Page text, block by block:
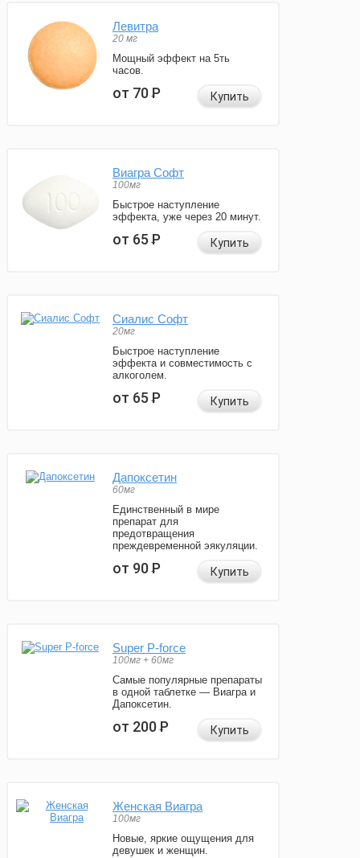
Левитра
20 мг
Мощный эффект на 5ть
часов.
от 70Р Купить
Виагра Софт
100мг
Быстрое наступление
эффекта, уже через 20 минут.
от 65Р Купить
Сиалис Софт
20мг
Быстрое наступление
эффекта и совместимость с
алкоголем.
от 65Р Купить
Дапоксетин
60мг
Единственный в мире
препарат для
предотвращения
преждевременной эякуляции.
от 90Р Купить
Super P-force
100мг + 60мг
Самые популярные препараты
в одной таблетке — Виагра и
Дапоксетин.
от 200Р Купить
Женская Виагра
100мг
Новые, яркие ощущения для
девушек и женщин.